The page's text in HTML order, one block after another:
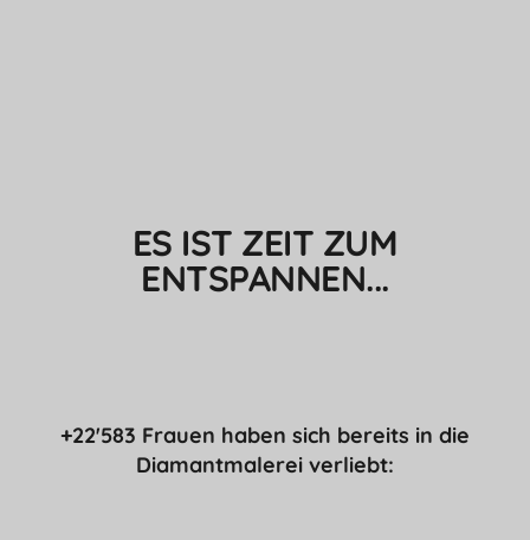
ES IST ZEIT ZUM
ENTSPANNEN...
+22'583 Frauen haben sich bereits in die
Diamantmalerei verliebt: